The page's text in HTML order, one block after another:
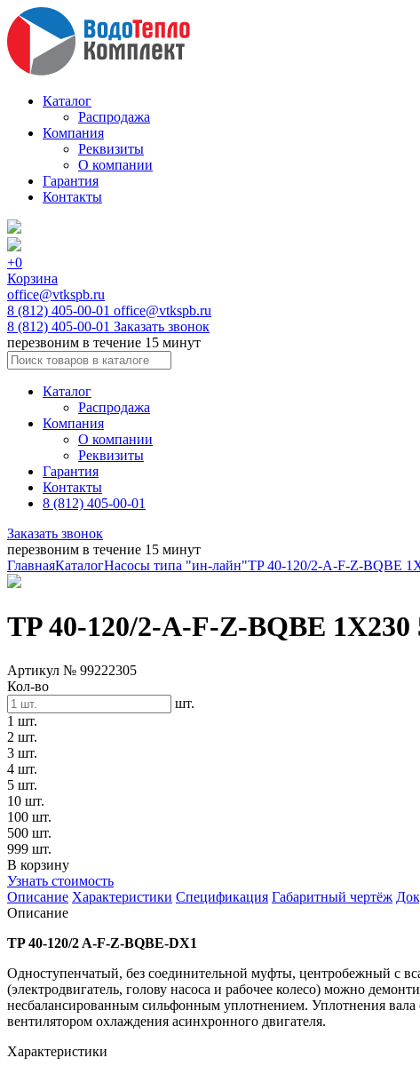
Каталог
Распродажа
Компания
Реквизиты
О компании
Гарантия
Контакты
+0
Корзина
office@vtkspb.ru
8 (812) 405-00-01 office@vtkspb.ru
8 (812) 405-00-01 Заказать звонок
перезвоним в течение 15 минут
Каталог
Распродажа
Компания
О компании
Реквизиты
Гарантия
Контакты
8 (812) 405-00-01
Заказать звонок
перезвоним в течение 15 минут
ГлавнаяКаталогНасосы типа "ин-лайн"TP 40-120/2-A-F-Z-BQBE
TP 40-120/2-A-F-Z-BQBE 1X230
Артикул № 99222305
Кол-во
шт.
1 шт.
2 шт.
3 шт.
4 шт.
5 шт.
10 шт.
100 шт.
500 шт.
999 шт.
В корзину
Узнать стоимость
Описание Характеристики Спецификация Габаритный чертёж
Описание
TP 40-120/2 A-F-Z-BQBE-DX1
Одноступенчатый, без соединительной муфты, центробежный с
(электродвигатель, голову насоса и рабочее колесо) можно
несбалансированным сильфонным уплотнением. Уплотнения
вентилятором охлаждения асинхронного двигателя.
Характеристики